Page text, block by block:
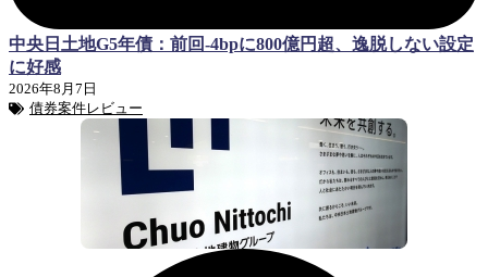
中央日土地G5年債：前回-4bpに800億円超、逸脱しない設定
に好感
2026年8月7日
債券案件レビュー